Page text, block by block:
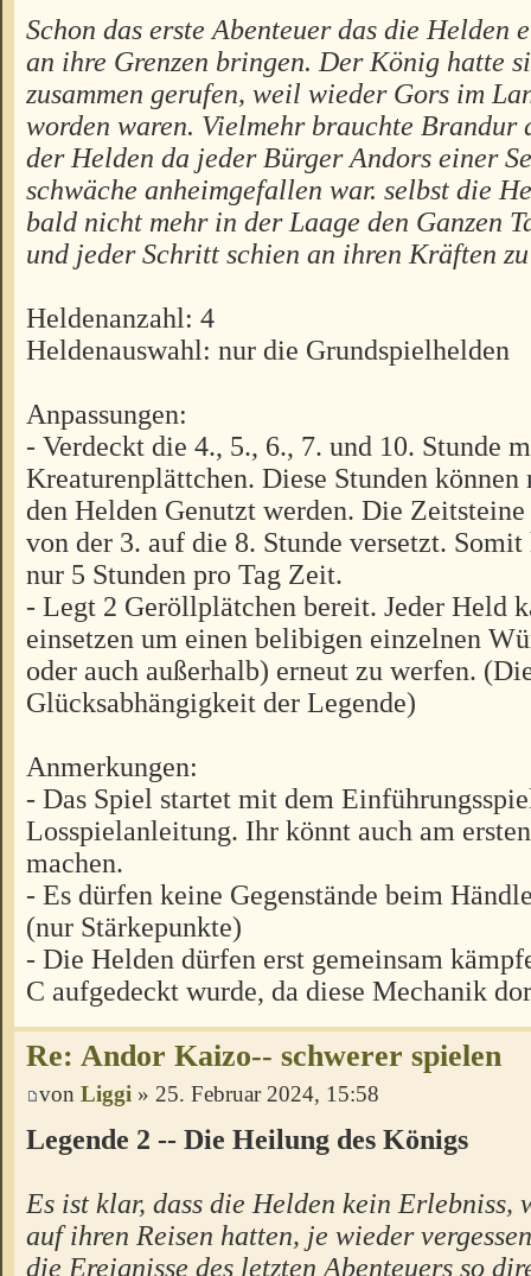
Schon das erste Abenteuer das die Helden
an ihre Grenzen bringen. Der König hatte
zusammen gerufen, weil wieder Gors im
worden waren. Vielmehr brauchte Brandur
der Helden da jeder Bürger Andors einer
schwäche anheimgefallen war. selbst die
bald nicht mehr in der Laage den Ganzen
und jeder Schritt schien an ihren Kräften
Heldenanzahl: 4
Heldenauswahl: nur die Grundspielhelden
Anpassungen:
- Verdeckt die 4., 5., 6., 7. und 10. Stunde
Kreaturenplättchen. Diese Stunden
den Helden Genutzt werden. Die
von der 3. auf die 8. Stunde versetzt.
nur 5 Stunden pro Tag Zeit.
- Legt 2 Geröllplätchen bereit. Jeder Held
einsetzen um einen belibigen einzelnen
oder auch außerhalb) erneut zu werfen.
Glücksabhängigkeit der Legende)
Anmerkungen:
- Das Spiel startet mit dem
Losspielanleitung. Ihr könnt auch am
machen.
- Es dürfen keine Gegenstände beim
(nur Stärkepunkte)
- Die Helden dürfen erst gemeinsam
C aufgedeckt wurde, da diese Mechanik
Re: Andor Kaizo-- schwerer spielen
von Liggi » 25. Februar 2024, 15:58
Legende 2 -- Die Heilung des Königs
Es ist klar, dass die Helden kein Erlebniss,
auf ihren Reisen hatten, je wieder
die Ereignisse des letzten Abenteuers so